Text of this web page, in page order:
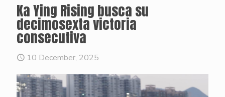
Ka Ying Rising busca su
decimosexta victoria
consecutiva
10 December, 2025